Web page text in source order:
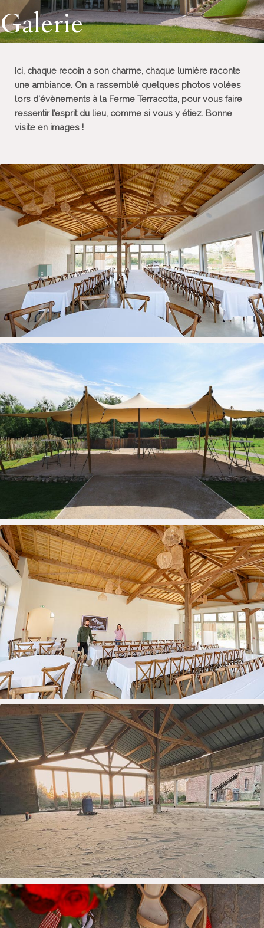
Galerie
Ici, chaque recoin a son charme, chaque lumière raconte
une ambiance. On a rassemblé quelques photos volées
lors d'évènements à la Ferme Terracotta, pour vous faire
ressentir l’esprit du lieu, comme si vous y étiez. Bonne
visite en images !